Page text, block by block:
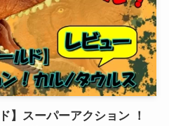
】スーパーアクション ！